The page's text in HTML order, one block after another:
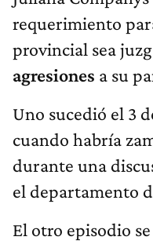
requerimiento
provincial sea
agresiones a su
Uno sucedió el 3
cuando habría
durante una
el departamento
El otro episodio